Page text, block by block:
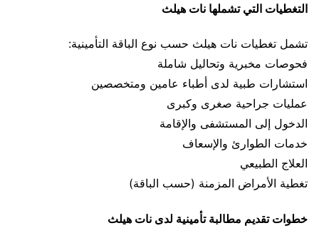
التغطيات التي تشملها نات هيلث
تشمل تغطيات نات هيلث حسب نوع الباقة التأمينية:
فحوصات مخبرية وتحاليل شاملة
استشارات طبية لدى أطباء عامين ومتخصصين
عمليات جراحية صغرى وكبرى
الدخول إلى المستشفى والإقامة
خدمات الطوارئ والإسعاف
العلاج الطبيعي
تغطية الأمراض المزمنة (حسب الباقة)
خطوات تقديم مطالبة تأمينية لدى نات هيلث